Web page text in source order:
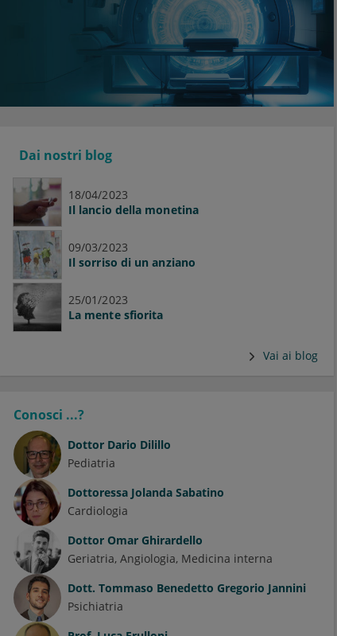
Dai nostri blog
18/04/2023
Il lancio della monetina
09/03/2023
Il sorriso di un anziano
25/01/2023
La mente sfiorita
Vai ai blog
Conosci ...?
Dottor Dario Dilillo
Pediatria
Dottoressa Jolanda Sabatino
Cardiologia
Dottor Omar Ghirardello
Geriatria Angiologia Medicina interna
Dott. Tommaso Benedetto Gregorio Jannini
Psichiatria